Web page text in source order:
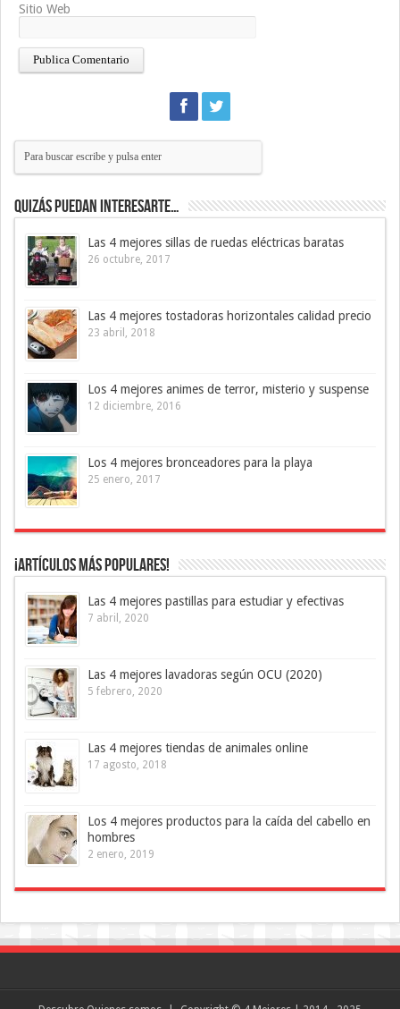
Sitio Web
Quizás puedan interesarte…
Las 4 mejores sillas de ruedas eléctricas baratas
26 octubre, 2017
Las 4 mejores tostadoras horizontales calidad precio
23 abril, 2018
Los 4 mejores animes de terror, misterio y suspense
12 diciembre, 2016
Los 4 mejores bronceadores para la playa
25 enero, 2017
¡Artículos más Populares!
Las 4 mejores pastillas para estudiar y efectivas
7 abril, 2020
Las 4 mejores lavadoras según OCU (2020)
5 febrero, 2020
Las 4 mejores tiendas de animales online
17 agosto, 2018
Los 4 mejores productos para la caída del cabello en
hombres
2 enero, 2019